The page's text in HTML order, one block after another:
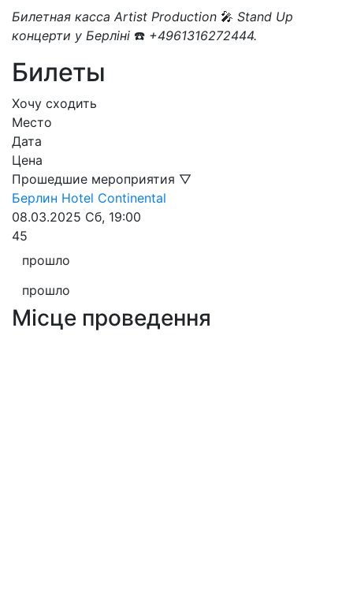
Билетная касса Artist Production 🎤 Stand Up
концерти у Берліні ☎️ +4961316272444.
Билеты
Хочу сходить
Место
Дата
Цена
Прошедшие мероприятия ▽
Берлин Hotel Continental
08.03.2025 Сб, 19:00
45
прошло
прошло
Місце проведення